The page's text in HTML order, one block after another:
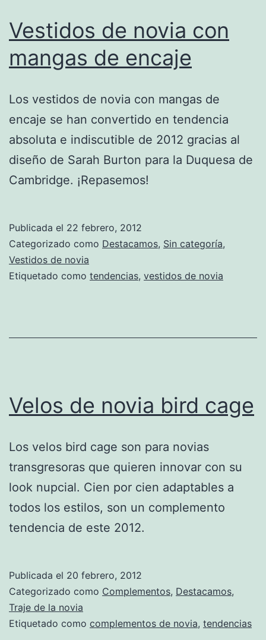
Vestidos de novia con
mangas de encaje
Los vestidos de novia con mangas de
encaje se han convertido en tendencia
absoluta e indiscutible de 2012 gracias al
diseño de Sarah Burton para la Duquesa de
Cambridge. ¡Repasemos!
Publicada el 22 febrero, 2012
Categorizado como Destacamos, Sin categoría,
Vestidos de novia
Etiquetado como tendencias, vestidos de novia
Velos de novia bird cage
Los velos bird cage son para novias
transgresoras que quieren innovar con su
look nupcial. Cien por cien adaptables a
todos los estilos, son un complemento
tendencia de este 2012.
Publicada el 20 febrero, 2012
Categorizado como Complementos, Destacamos,
Traje de la novia
Etiquetado como complementos de novia, tendencias